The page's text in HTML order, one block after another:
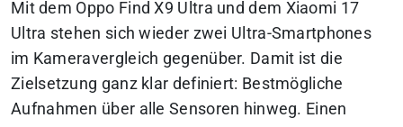
Mit dem Oppo Find X9 Ultra und dem Xiaomi 17
Ultra stehen sich wieder zwei Ultra-Smartphones
im Kameravergleich gegenüber. Damit ist die
Zielsetzung ganz klar definiert: Bestmögliche
Aufnahmen über alle Sensoren hinweg. Einen